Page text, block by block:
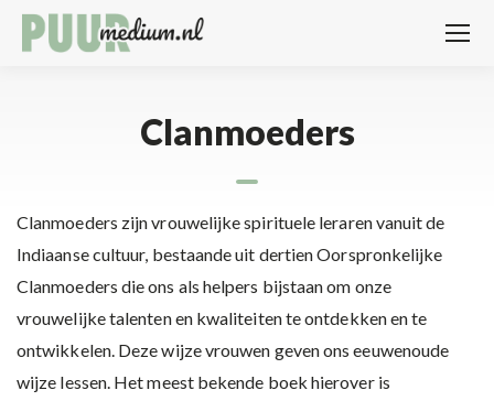
Clanmoeders
Clanmoeders zijn vrouwelijke spirituele leraren vanuit de
Indiaanse cultuur, bestaande uit dertien Oorspronkelijke
Clanmoeders die ons als helpers bijstaan om onze
vrouwelijke talenten en kwaliteiten te ontdekken en te
ontwikkelen. Deze wijze vrouwen geven ons eeuwenoude
wijze lessen. Het meest bekende boek hierover is